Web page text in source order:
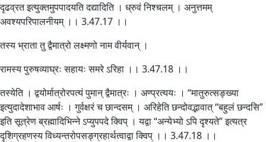
दृढव्रत इत्युक्तमुपपादयति दद्यादिति । ध्रुवं निश्चलम् । अनुत्तमम्
अवश्यपरिपालनीयम् ।। 3.47.17 ।।
तस्य भ्राता तु द्वैमात्रो लक्ष्मणो नाम वीर्यवान् ।
रामस्य पुरुषव्याघ्रः सहायः समरे ऽरिहा ।। 3.47.18 ।।
तस्येति । द्वयोर्मात्रोरपत्यं पुमान् द्वैमात्रः । अण्प्रत्ययः । “मातुरुत्सङ्ख्या
इत्युदादेशाभाव आर्षः । गुर्वक्षरं च छान्दसम् । अरिहेति छन्दोवद्भावात् “बहुलं छन्दसि”
इति सूत्रेण ब्रह्मादिभिन्ने ऽप्युपपदे क्विप् । यद्वा “अन्येभ्यो ऽपि दृश्यते” इत्यत्र
दृशिग्रहणस्य विध्यन्तरोपसङ्ग्रहार्थत्वाद्वा क्विप् ।। 3.47.18 ।।